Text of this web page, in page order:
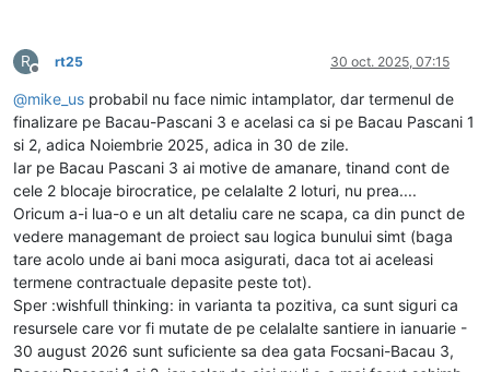
R
Deconectat
rt25 30 oct. 2025, 07:15
@mike_us probabil nu face nimic intamplator, dar termenul de
finalizare pe Bacau-Pascani 3 e acelasi ca si pe Bacau Pascani 1
si 2, adica Noiembrie 2025, adica in 30 de zile.
Iar pe Bacau Pascani 3 ai motive de amanare, tinand cont de
cele 2 blocaje birocratice, pe celalalte 2 loturi, nu prea....
Oricum a-i lua-o e un alt detaliu care ne scapa, ca din punct de
vedere managemant de proiect sau logica bunului simt (baga
tare acolo unde ai bani moca asigurati, daca tot ai aceleasi
termene contractuale depasite peste tot).
Sper :wishfull thinking: in varianta ta pozitiva, ca sunt siguri ca
resursele care vor fi mutate de pe celalalte santiere in ianuarie -
30 august 2026 sunt suficiente sa dea gata Focsani-Bacau 3,